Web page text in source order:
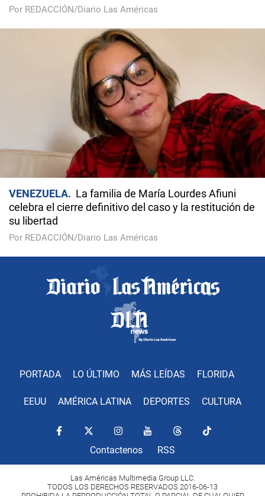
Por REDACCIÓN/Diario Las Américas
VENEZUELA
La familia de María Lourdes Afiuni
celebra el cierre definitivo del caso y la restitución de
su libertad
Por REDACCIÓN/Diario Las Américas
PORTADA LO ÚLTIMO MÁS LEÍDAS FLORIDA
EEUU AMÉRICA LATINA DEPORTES CULTURA
Contactenos RSS
Las Américas Multimedia Group LLC.
TODOS LOS DERECHOS RESERVADOS 2016-06-13